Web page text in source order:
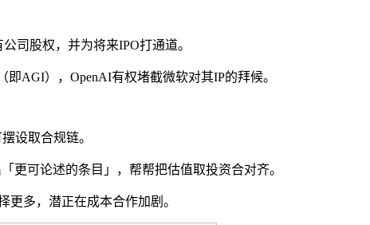
司股权，并为将来IPO打通道。
AGI），OpenAI有权堵截微软对其IP的拜候。
设取合规链。
可论述的条目」，帮帮把估值取投资合对齐。
多，潜正在成本合作加剧。